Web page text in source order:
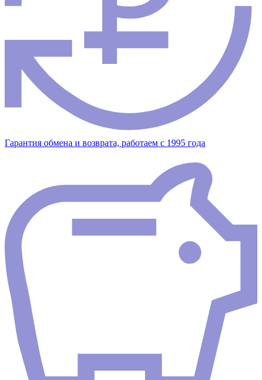
Гарантия обмена и возврата, работаем с 1995 года